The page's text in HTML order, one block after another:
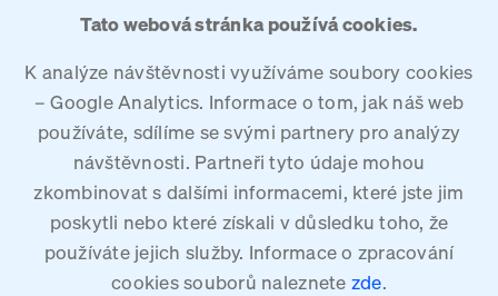
Tato webová stránka používá cookies.
K analýze návštěvnosti využíváme soubory cookies
– Google Analytics. Informace o tom, jak náš web
používáte, sdílíme se svými partnery pro analýzy
návštěvnosti. Partneři tyto údaje mohou
zkombinovat s dalšími informacemi, které jste jim
poskytli nebo které získali v důsledku toho, že
používáte jejich služby. Informace o zpracování
cookies souborů naleznete zde.